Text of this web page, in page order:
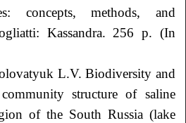
concepts, methods, and
Kassandra. 256 p. (In
L.V. Biodiversity and
community structure of saline
of the South Russia (lake